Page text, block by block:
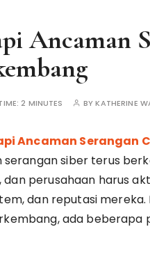
Ancaman
2 MINUTES BYKATHERINE
Ancaman Serangan
serangan siber terus
dan perusahaan harus
dan reputasi
ada